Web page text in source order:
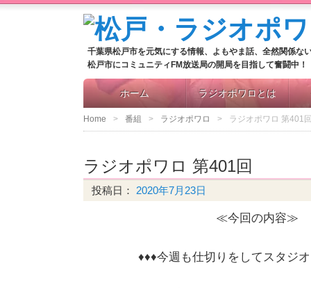
千葉県松戸市を元気にする情報、よもやま話、全然関係な
松戸市にコミュニティFM放送局の開局を目指して奮闘中！
ホーム ラジオポワロとは
Home 番組 ラジオポワロ ラジオポワロ 第401
ラジオポワロ 第401回
投稿日： 2020年7月23日
≪今回の内容≫
♦♦♦今週も仕切りをしてスタジ